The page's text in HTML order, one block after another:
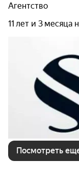
Агентство
11 лет и 3
Посмотреть